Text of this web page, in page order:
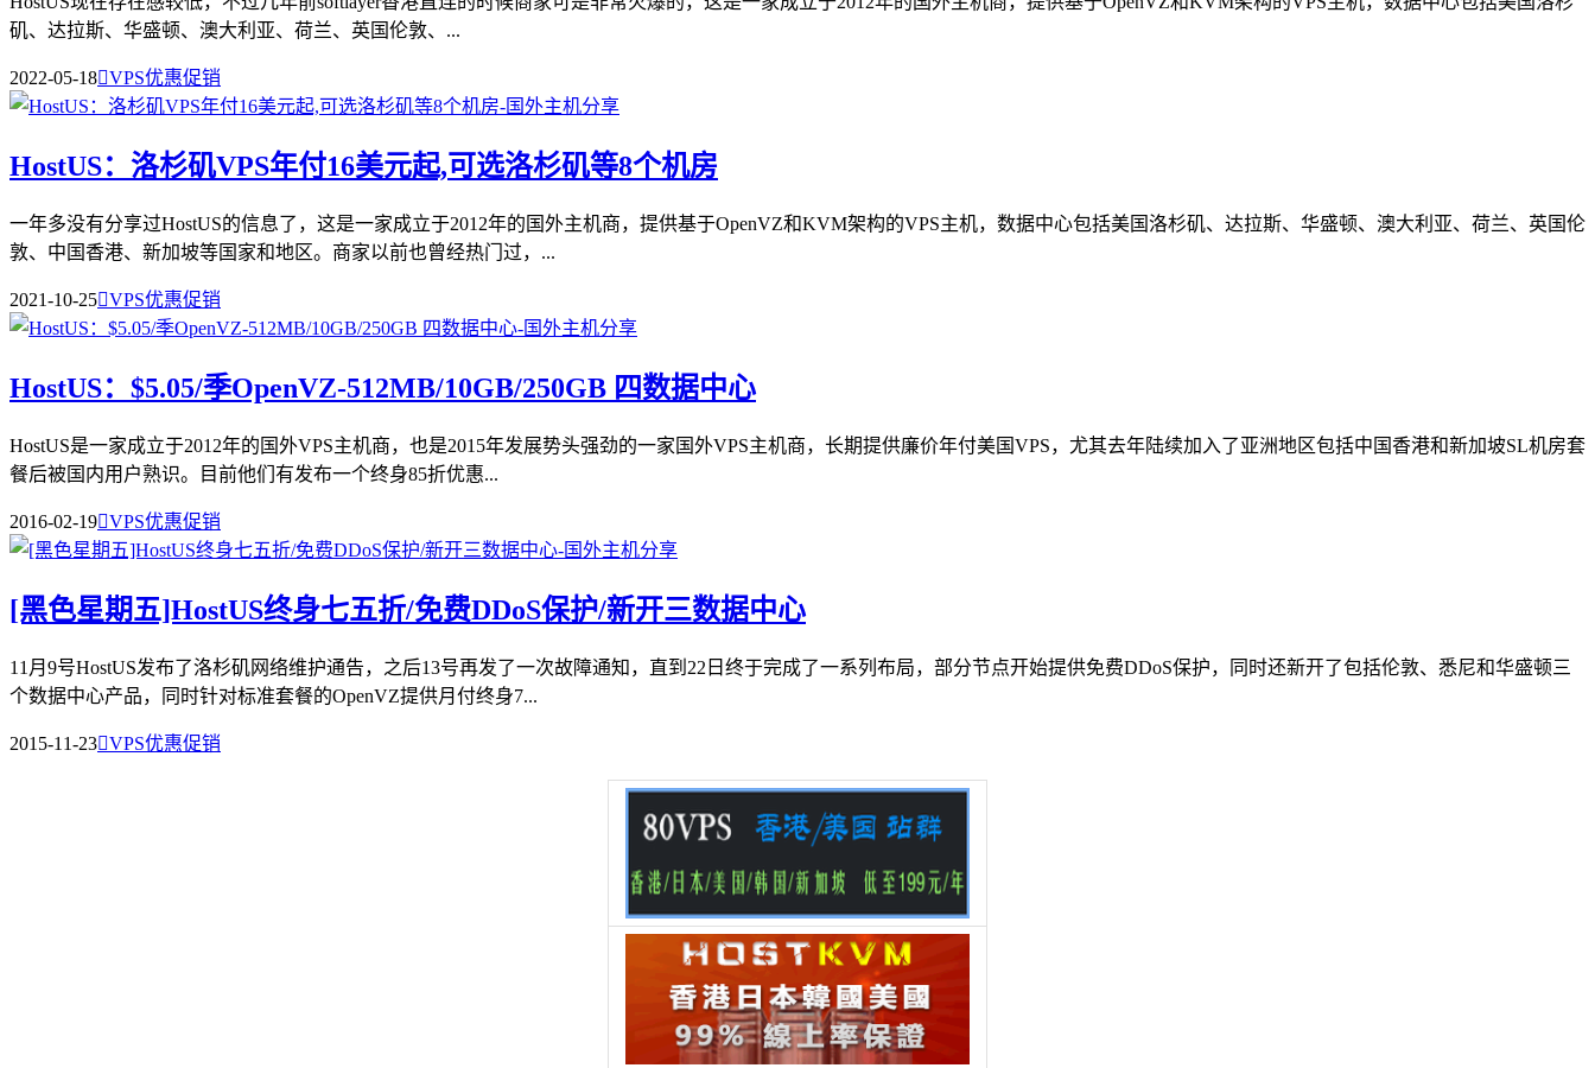
矶、达拉斯、华盛顿、澳大利亚、荷兰、英国伦敦、...
2022-05-18VPS优惠促销
HostUS：洛杉矶VPS年付16美元起,可选洛杉矶等8个机房
一年多没有分享过HostUS的信息了，这是一家成立于2012年的国外主机商，提供基于OpenVZ和KVM架构的VPS主机，数据中心包括美国洛杉矶、达拉斯、华盛顿、澳大利亚、荷兰、英国伦
敦、中国香港、新加坡等国家和地区。商家以前也曾经热门过，...
2021-10-25VPS优惠促销
HostUS：$5.05/季OpenVZ-512MB/10GB/250GB 四数据中心
HostUS是一家成立于2012年的国外VPS主机商，也是2015年发展势头强劲的一家国外VPS主机商，长期提供廉价年付美国VPS，尤其去年陆续加入了亚洲地区包括中国香港和新加坡SL机房套
餐后被国内用户熟识。目前他们有发布一个终身85折优惠...
2016-02-19VPS优惠促销
[黑色星期五]HostUS终身七五折/免费DDoS保护/新开三数据中心
11月9号HostUS发布了洛杉矶网络维护通告，之后13号再发了一次故障通知，直到22日终于完成了一系列布局，部分节点开始提供免费DDoS保护，同时还新开了包括伦敦、悉尼和华盛顿三
个数据中心产品，同时针对标准套餐的OpenVZ提供月付终身7...
2015-11-23VPS优惠促销